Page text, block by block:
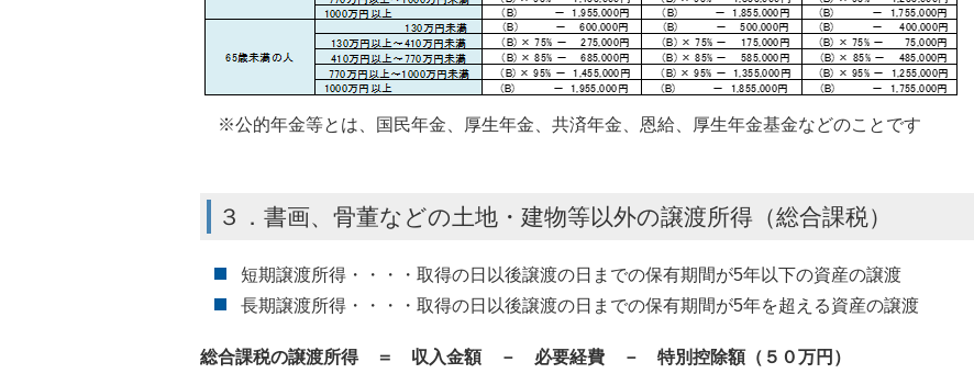
※公的年金等とは、国民年金、厚生年金、共済年金、恩給、厚生年金基金などのことです
３．書画、骨董などの土地・建物等以外の譲渡所得（総合課税）
短期譲渡所得・・・・取得の日以後譲渡の日までの保有期間が5年以下の資産の譲渡
長期譲渡所得・・・・取得の日以後譲渡の日までの保有期間が5年を超える資産の譲渡
総合課税の譲渡所得 ＝ 収入金額 － 必要経費 － 特別控除額（５０万円）